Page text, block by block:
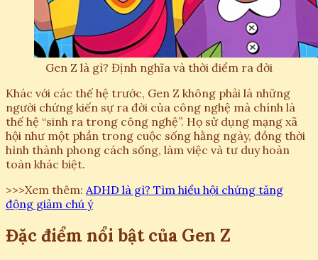
Gen Z là gì? Định nghĩa và thời điểm ra đời
Khác với các thế hệ trước, Gen Z không phải là những
người chứng kiến sự ra đời của công nghệ mà chính là
thế hệ “sinh ra trong công nghệ”. Họ sử dụng mạng xã
hội như một phần trong cuộc sống hằng ngày, đồng thời
hình thành phong cách sống, làm việc và tư duy hoàn
toàn khác biệt.
>>>Xem thêm: ADHD là gì? Tìm hiểu hội chứng tăng
động giảm chú ý
Đặc điểm nổi bật của Gen Z